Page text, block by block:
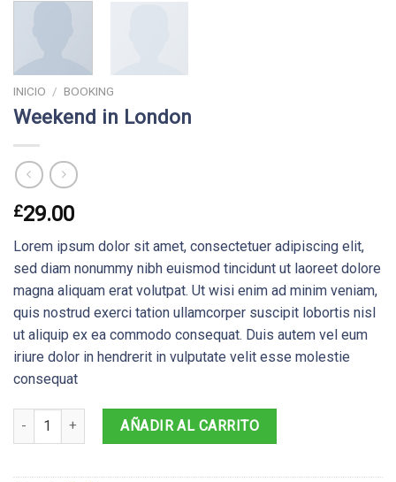
INICIO / BOOKING
Weekend in London
£29.00
Lorem ipsum dolor sit amet, consectetuer adipiscing elit,
sed diam nonummy nibh euismod tincidunt ut laoreet dolore
magna aliquam erat volutpat. Ut wisi enim ad minim veniam,
quis nostrud exerci tation ullamcorper suscipit lobortis nisl
ut aliquip ex ea commodo consequat. Duis autem vel eum
iriure dolor in hendrerit in vulputate velit esse molestie
consequat
Weekend in London cantidadAÑADIR AL CARRITO